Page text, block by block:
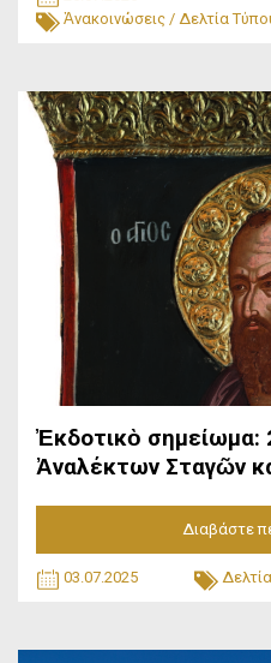
Ἀνακοινώσεις / Δελτία
Ἐκδοτικὸ σημείωμα:
Ἀναλέκτων Σταγῶν
Διαβάστε
03.07.2025